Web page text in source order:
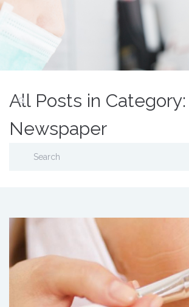
All Posts in Category:
Newspaper